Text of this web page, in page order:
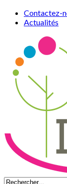
Contactez-
Actualités